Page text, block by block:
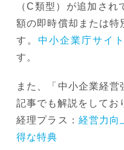
（C類型）が追加さ
額の即時償却または特
す。 中小企業庁サイト
す。
また、「中小企業経
記事でも解説をしてお
経理プラス： 経営力向
得な特典